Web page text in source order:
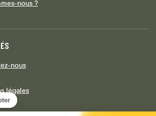
nous ?
nous
légales